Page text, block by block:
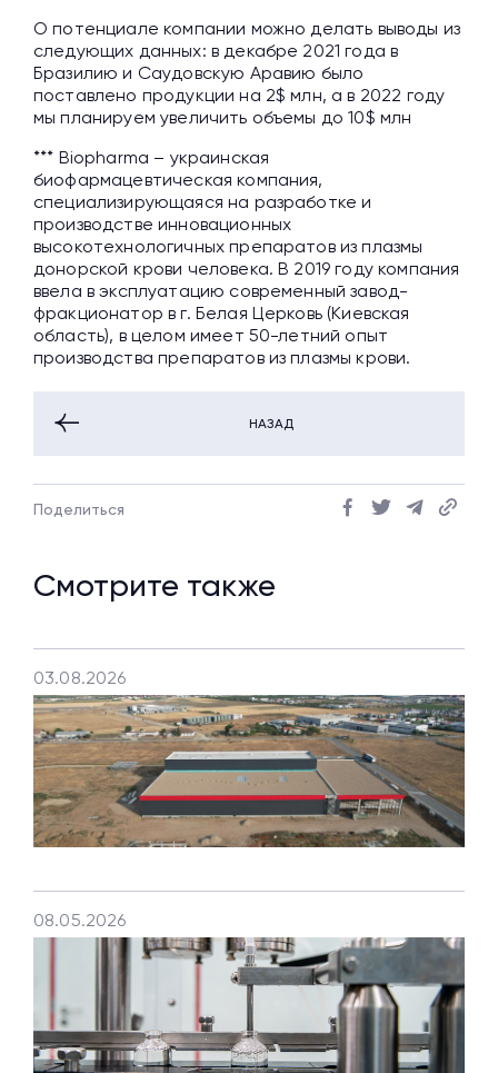
О потенциале компании можно делать выводы из
следующих данных: в декабре 2021 года в
Бразилию и Саудовскую Аравию было
поставлено продукции на 2$ млн, а в 2022 году
мы планируем увеличить объемы до 10$ млн
*** Biopharma – украинская
биофармацевтическая компания,
специализирующаяся на разработке и
производстве инновационных
высокотехнологичных препаратов из плазмы
донорской крови человека. В 2019 году компания
ввела в эксплуатацию современный завод-
фракционатор в г. Белая Церковь (Киевская
область), в целом имеет 50-летний опыт
производства препаратов из плазмы крови.
НАЗАД
Поделиться
Смотрите также
03.08.2026
08.05.2026